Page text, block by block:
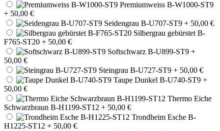
Premiumweiss B-W1000-ST9
+ 50,00 €
Seidengrau B-U707-ST9 + 50,00 €
Silbergrau gebürstet B-
F765-ST20 + 50,00 €
Softschwarz B-U899-ST9 +
50,00 €
Steingrau B-U727-ST9 + 50,00 €
Taupe Dunkel B-U740-ST9 +
50,00 €
Thermo Eiche
Schwarzbraun B-H1199-ST12 + 50,00 €
Trondheim Esche B-
H1225-ST12 + 50,00 €